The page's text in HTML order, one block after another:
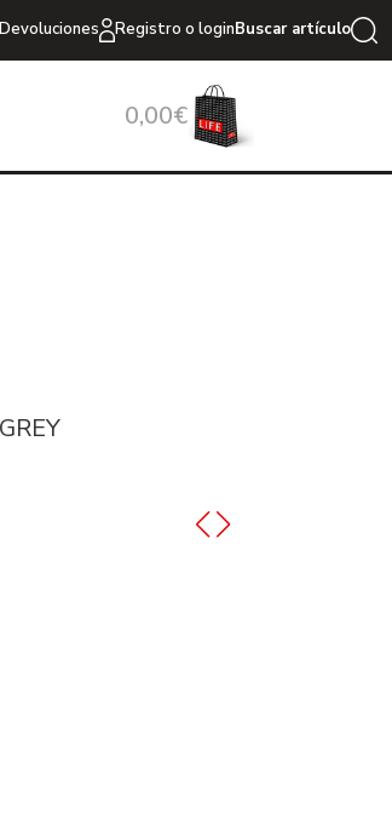
Devoluciones Registro o loginBuscar artículo
0,00€